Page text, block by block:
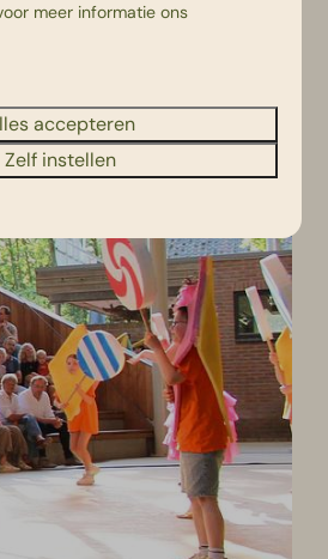
meer informatie ons
accepteren
Zelf instellen